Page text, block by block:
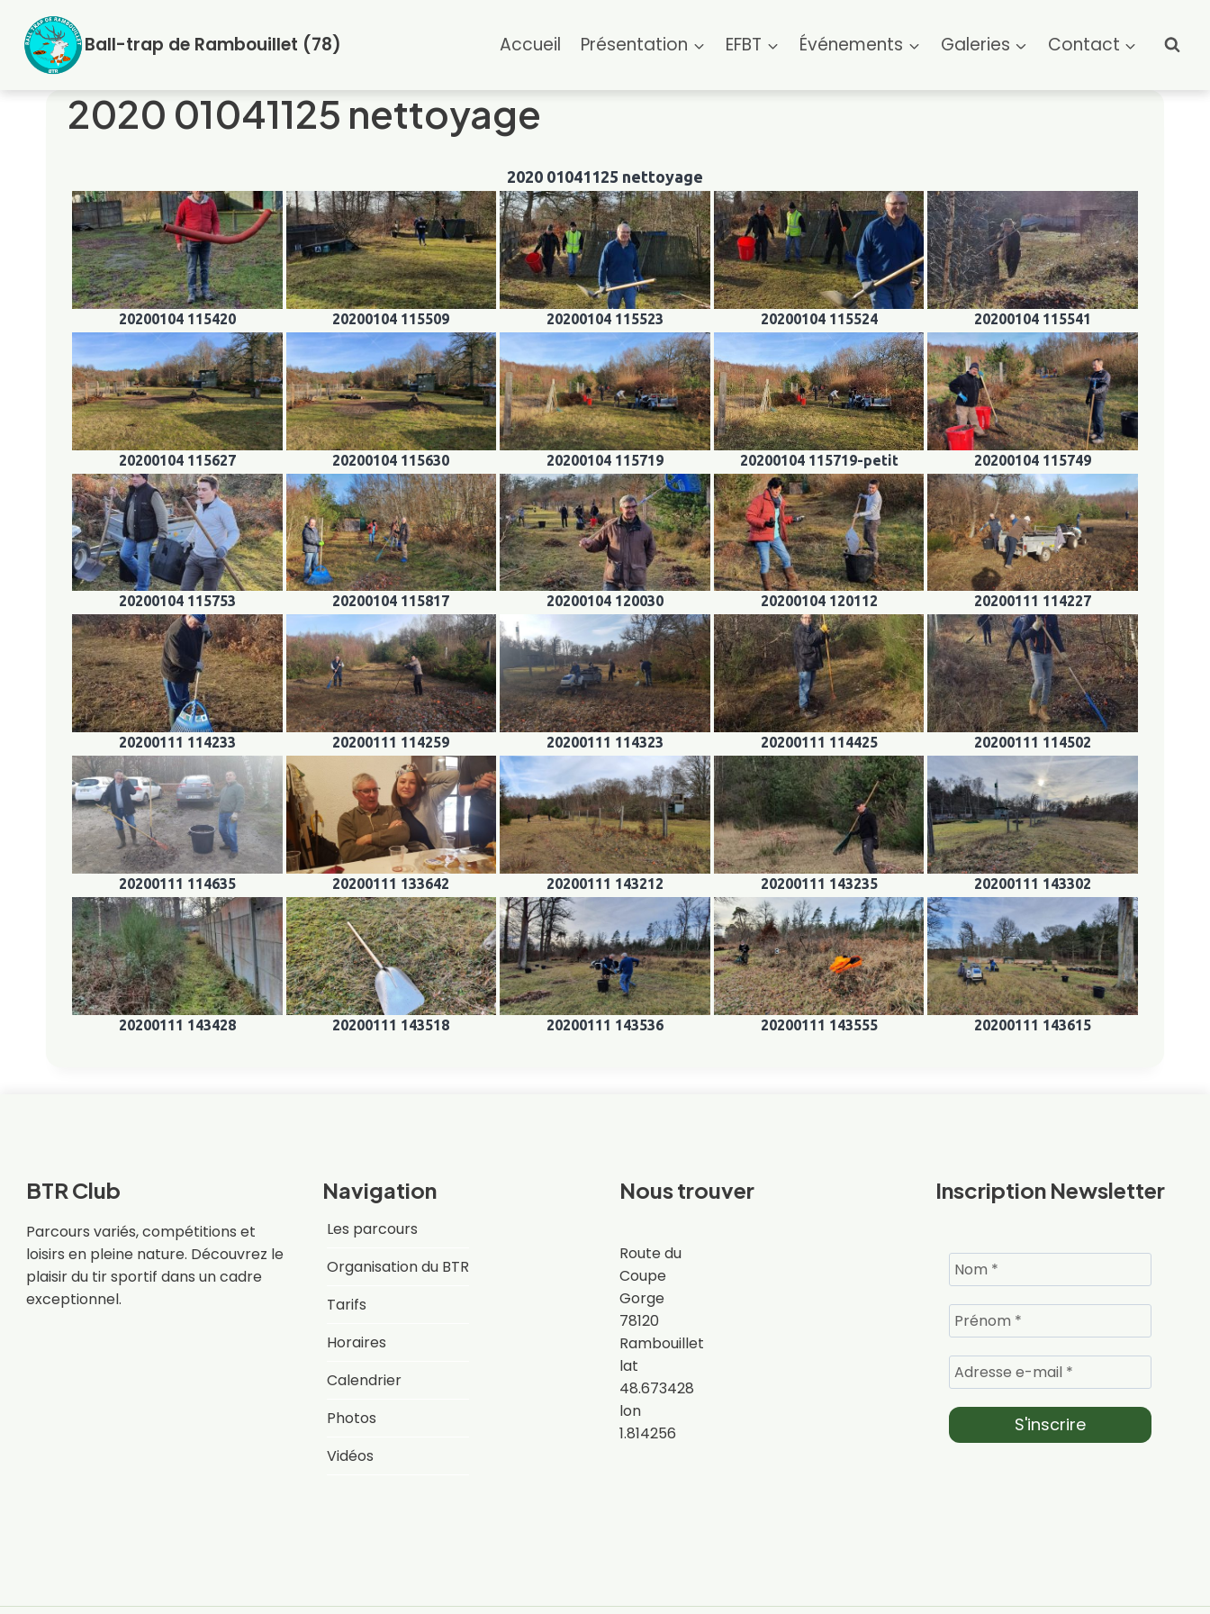
contenu
Ball-trap de Rambouillet (78) Accueil Présentation EFBT Événements Galeries Contact
2020 01041125 nettoyage
2020 01041125 nettoyage
20200104 115420 20200104 115509 20200104 115523 20200104 115524 20200104 115541
20200104 115627 20200104 115630 20200104 115719 20200104 115719-petit 20200104 115749
20200104 115753 20200104 115817 20200104 120030 20200104 120112 20200111 114227
20200111 114233 20200111 114259 20200111 114323 20200111 114425 20200111 114502
20200111 114635 20200111 133642 20200111 143212 20200111 143235 20200111 143302
20200111 143428 20200111 143518 20200111 143536 20200111 143555 20200111 143615
BTR Club
Parcours variés, compétitions et
loisirs en pleine nature. Découvrez le
plaisir du tir sportif dans un cadre
exceptionnel.
Navigation
Les parcours
Organisation du BTR
Tarifs
Horaires
Calendrier
Photos
Vidéos
Nous trouver
Route du
Coupe
Gorge
78120
Rambouillet
lat
48.673428
lon
1.814256
Inscription Newsletter